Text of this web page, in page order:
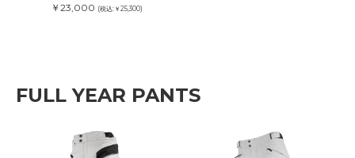
￥23,000 (税込:￥25,300)
FULL YEAR PANTS